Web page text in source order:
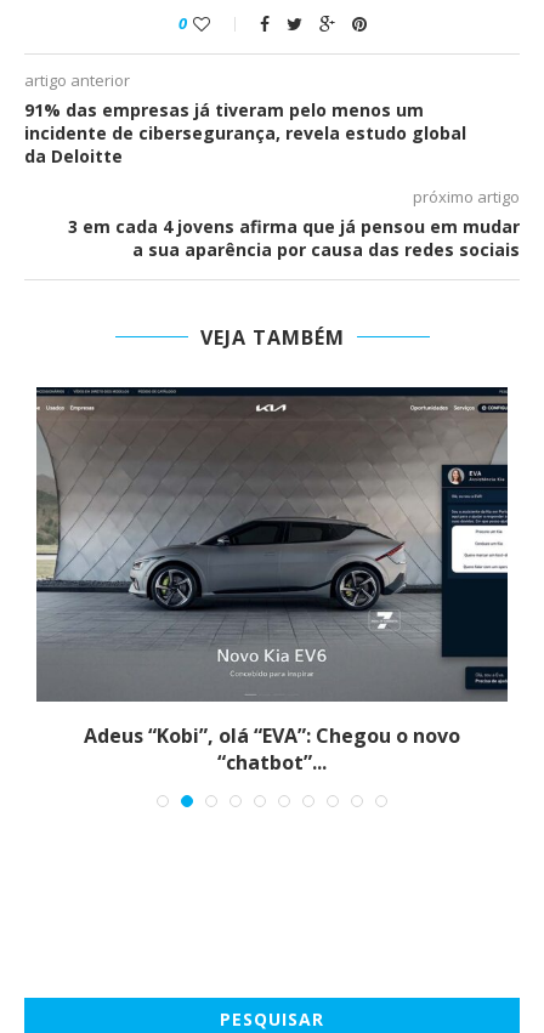
0
artigo anterior
91% das empresas já tiveram pelo menos um
incidente de cibersegurança, revela estudo global
da Deloitte
próximo artigo
3 em cada 4 jovens afirma que já pensou em mudar
a sua aparência por causa das redes sociais
VEJA TAMBÉM
Adeus “Kobi”, olá “EVA”: Chegou o novo
“chatbot”...
PESQUISAR